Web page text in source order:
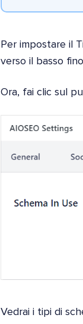
Per impostare il
verso il basso
Ora, fai clic sul
Vedrai i tipi di